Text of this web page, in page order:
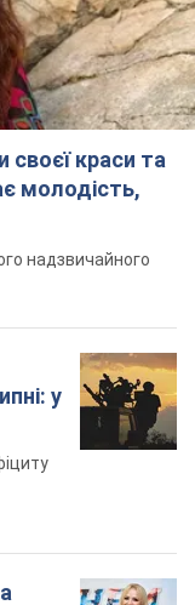
своєї краси та
молодість,
надзвичайного
у